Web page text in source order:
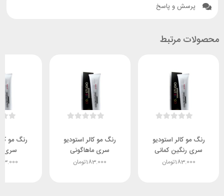
پرسش و پاسخ
محصولات مرتبط
رنگ مو کالر استودیو
سری رنگین کمانی
تومان183.000
رنگ مو کالر استودیو
سری ماهاگونی
تومان183.000
رنگ مو
سری